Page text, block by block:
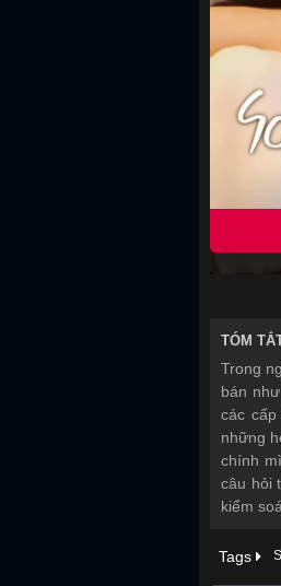
TÓM
Trong
bán
các
những
chính
câu hỏi
kiểm
Tags